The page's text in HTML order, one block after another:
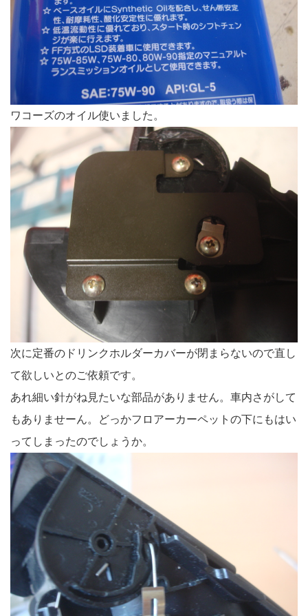
ワコーズのオイル使いました。
次に定番のドリンクホルダーカバーが閉まらないので直し
て欲しいとのご依頼です。
あれ細い針がね見たいな部品がありません。車内さがして
もありませーん。どっかフロアーカーペットの下にもはい
ってしまったのでしょうか。